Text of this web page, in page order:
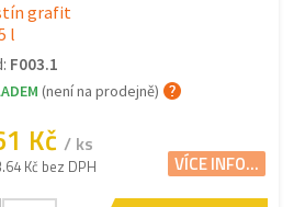
grafit
l
F003.1
(není na prodejně)
Kč / ks
Kč bez DPH VÍCE INFO...